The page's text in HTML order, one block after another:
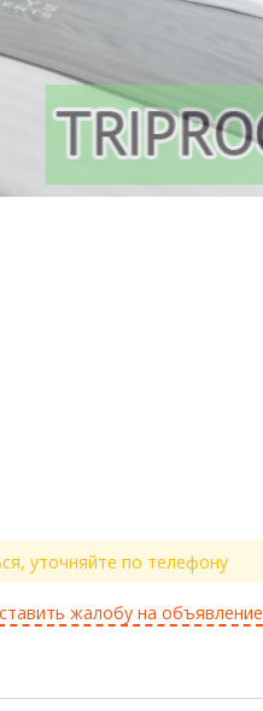
уточняйте по телефону
жалобу на объявление